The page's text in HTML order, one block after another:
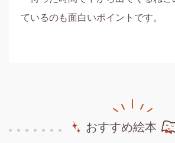
ているのも面白いポイントです。
おすすめ絵本